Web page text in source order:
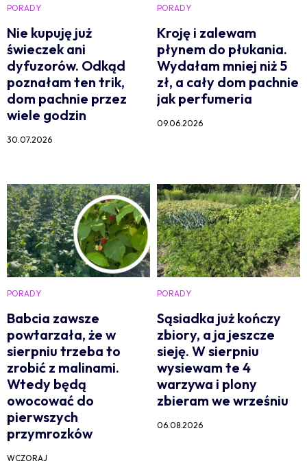
PORADY
Nie kupuję już
świeczek ani
dyfuzorów. Odkąd
poznałam ten trik,
dom pachnie przez
wiele godzin
30.07.2026
PORADY
Kroję i zalewam
płynem do płukania.
Wydałam mniej niż 5
zł, a cały dom pachnie
jak perfumeria
09.06.2026
PORADY
Babcia zawsze
powtarzała, że w
sierpniu trzeba to
zrobić z malinami.
Wtedy będą
owocować do
pierwszych
przymrozków
WCZORAJ
PORADY
Sąsiadka już kończy
zbiory, a ja jeszcze
sieję. W sierpniu
wysiewam te 4
warzywa i plony
zbieram we wrześniu
06.08.2026